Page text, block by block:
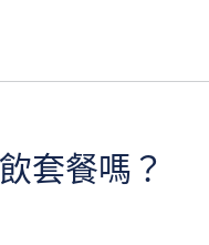
套餐嗎？